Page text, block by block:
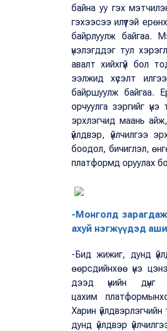
байна уу гэх
гэхээсээ илүүтэй
байрлуулж байгаа.
үнэлэгддэг тул
авалт хийхгүй бол
ээлжид хүсэлт
байршуулж байгаа.
орчуулга зэргийг үнэ
эрхлэгчид маань айж,
үйлдвэр, үйлчилгээ
боодол, бичиглэл,
платформд оруулах
-Монголд
ахуй нэгжүүдэд
-Бид жижиг, дунд
өөрсдийнхөө үнэ
дээд үнийн дүнг
цахим
Харин
дунд үйлдвэр